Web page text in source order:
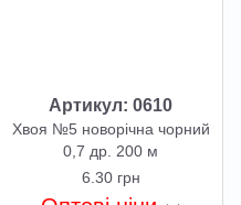
Артикул: 0610
Хвоя №5 новорічна чорний
0,7 др. 200 м
6.30 грн